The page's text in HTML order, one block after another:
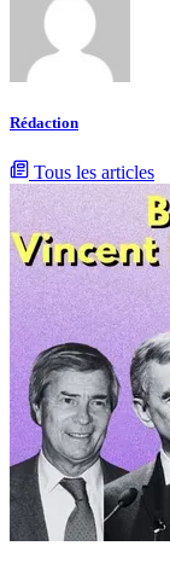
Rédaction
Tous les articles